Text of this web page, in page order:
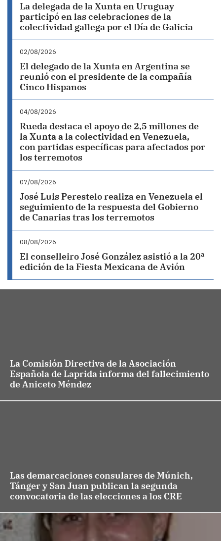
La delegada de la Xunta en Uruguay
participó en las celebraciones de la
colectividad gallega por el Día de Galicia
02/08/2026
El delegado de la Xunta en Argentina se
reunió con el presidente de la compañía
Cinco Hispanos
04/08/2026
Rueda destaca el apoyo de 2,5 millones de
la Xunta a la colectividad en Venezuela,
con partidas específicas para afectados por
los terremotos
07/08/2026
José Luis Perestelo realiza en Venezuela el
seguimiento de la respuesta del Gobierno
de Canarias tras los terremotos
08/08/2026
El conselleiro José González asistió a la 20ª
edición de la Fiesta Mexicana de Avión
La Comisión Directiva de la Asociación
Española de Laprida informa del fallecimiento
de Aniceto Méndez
Las demarcaciones consulares de Múnich,
Tánger y San Juan publican la segunda
convocatoria de las elecciones a los CRE